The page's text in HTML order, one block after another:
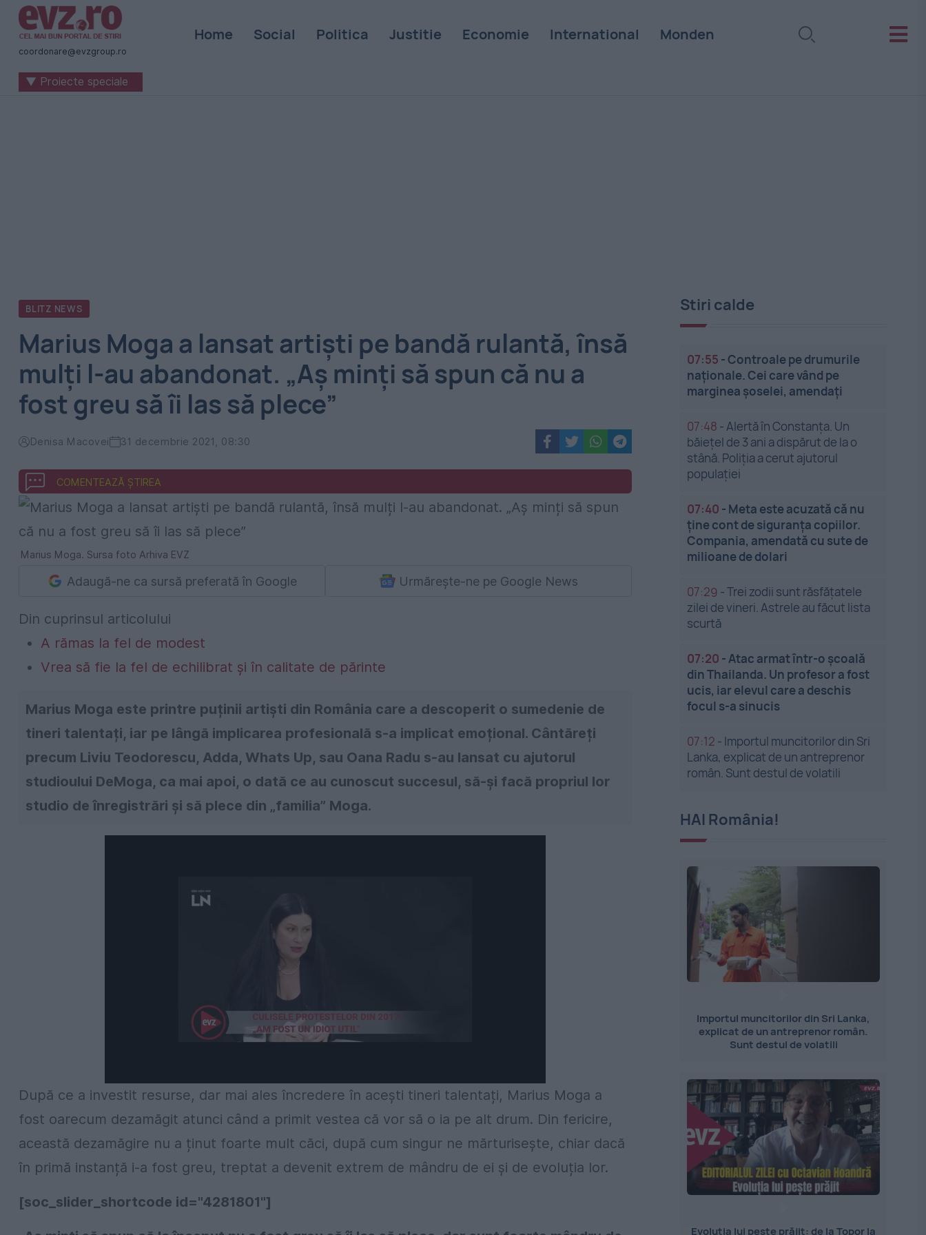
Știri
naționale
internaționale
coordonare@evzgroup.ro
Home Social Politica Justitie Economie International Monden
▼ Proiecte speciale
BLITZ NEWS
Marius Moga a lansat artiști pe bandă rulantă, însă
mulți l-au abandonat. „Aș minți să spun că nu a
fost greu să îi las să plece”
Denisa Macovei 31 decembrie 2021, 08:30
COMENTEAZĂ ȘTIREA
Marius Moga. Sursa foto Arhiva EVZ
Adaugă-ne ca sursă preferată în Google Urmărește-ne pe Google News
Din cuprinsul articolului
A rămas la fel de modest
Vrea să fie la fel de echilibrat și în calitate de părinte
Marius Moga este printre puținii artiști din România care a descoperit o sumedenie de
tineri talentați, iar pe lângă implicarea profesională s-a implicat emoțional. Cântăreți
precum Liviu Teodorescu, Adda, Whats Up, sau Oana Radu s-au lansat cu ajutorul
studioului DeMoga, ca mai apoi, o dată ce au cunoscut succesul, să-și facă propriul lor
studio de înregistrări și să plece din „familia” Moga.
După ce a investit resurse, dar mai ales încredere în acești tineri talentați, Marius Moga a
fost oarecum dezamăgit atunci când a primit vestea că vor să o ia pe alt drum. Din fericire,
această dezamăgire nu a ținut foarte mult căci, după cum singur ne mărturisește, chiar dacă
în primă instanță i-a fost greu, treptat a devenit extrem de mândru de ei și de evoluția lor.
[soc_slider_shortcode id="4281801"]
Stiri calde
07:55 -Controale pe drumurile
naționale. Cei care vând pe
marginea șoselei, amendați
07:48 -Alertă în Constanța. Un
băiețel de 3 ani a dispărut de la o
stână. Poliția a cerut ajutorul
populației
07:40 - Meta este acuzată că nu
ține cont de siguranța copiilor.
Compania, amendată cu sute de
milioane de dolari
07:29 -Trei zodii sunt răsfățatele
zilei de vineri. Astrele au făcut lista
scurtă
07:20 -Atac armat într-o școală
din Thailanda. Un profesor a fost
ucis, iar elevul care a deschis
focul s-a sinucis
07:12 - Importul muncitorilor din Sri
Lanka, explicat de un antreprenor
român. Sunt destul de volatili
HAI România!
Importul muncitorilor din Sri Lanka,
explicat de un antreprenor român.
Sunt destul de volatili
Evoluția lui pește prăjit: de la Topor la